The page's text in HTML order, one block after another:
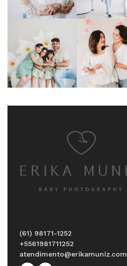
(61) 98171-1252
+5561981711252
atendimento@erikamuniz.com